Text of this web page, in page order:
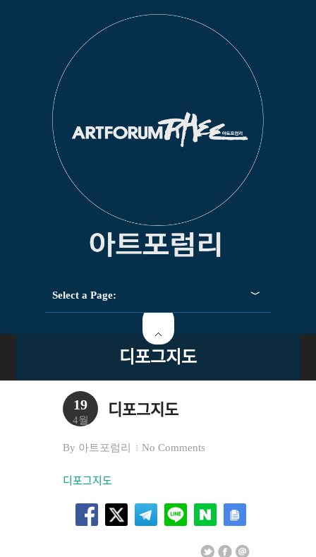
Select a Page:
디포그지도
19
4월
디포그지도
By 아트포럼리 No Comments
디포그지도